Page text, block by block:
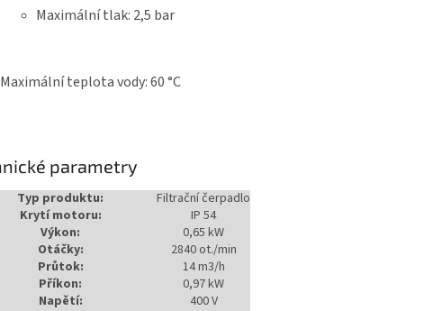
Maximální tlak: 2,5 bar
Maximální teplota vody: 60 °C
parametry
Typ produktu:
Filtrační čerpadlo
Krytí motoru:
IP 54
Výkon:
0,65 kW
Otáčky:
2840 ot./min
Průtok:
14 m3/h
Příkon:
0,97 kW
Napětí:
400 V